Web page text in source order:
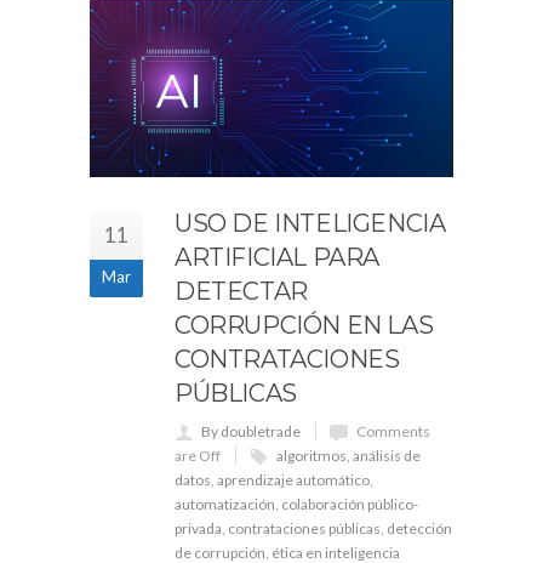
11
Mar
USO DE INTELIGENCIA
ARTIFICIAL PARA
DETECTAR
CORRUPCIÓN EN LAS
CONTRATACIONES
PÚBLICAS
By doubletrade
Comments
are Off
algoritmos, análisis de
datos, aprendizaje automático,
automatización, colaboración público-
privada, contrataciones públicas, detección
de corrupción, ética en inteligencia